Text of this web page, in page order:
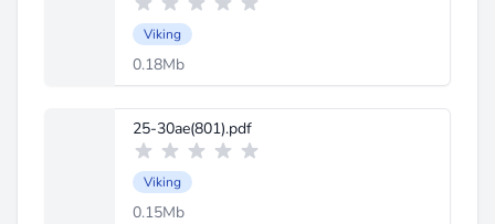
Viking
0.18Mb
25-30ae(801).pdf
Viking
0.15Mb